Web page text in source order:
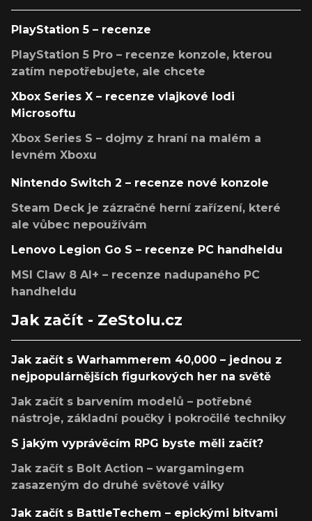
PlayStation 5 – recenze
PlayStation 5 Pro – recenze konzole, kterou
zatím nepotřebujete, ale chcete
Xbox Series X – recenze vlajkové lodi
Microsoftu
Xbox Series S – dojmy z hraní na malém a
levném Xboxu
Nintendo Switch 2 – recenze nové konzole
Steam Deck je zázračné herní zařízení, které
ale vůbec nepoužívám
Lenovo Legion Go S – recenze PC handheldu
MSI Claw 8 AI+ – recenze nadupaného PC
handheldu
Jak začít - ZeStolu.cz
Jak začít s Warhammerem 40,000 – jednou z
nejpopulárnějších figurkových her na světě
Jak začít s barvením modelů – potřebné
nástroje, základní poučky i pokročilé techniky
S jakým vyprávěcím RPG byste měli začít?
Jak začít s Bolt Action – wargamingem
zasazeným do druhé světové války
Jak začít s BattleTechem – epickými bitvami